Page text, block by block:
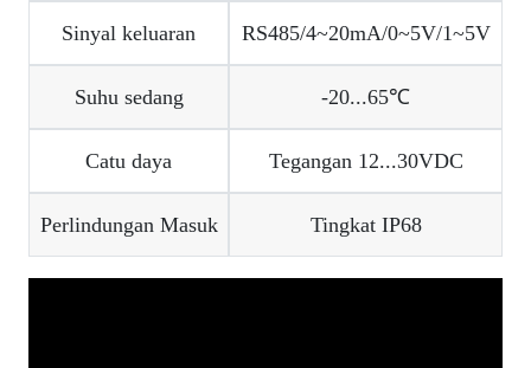
Sinyal keluaran RS485/4~20mA/0~5V/1~5V
Suhu sedang -20...65℃
Catu daya Tegangan 12...30VDC
Perlindungan Masuk Tingkat IP68